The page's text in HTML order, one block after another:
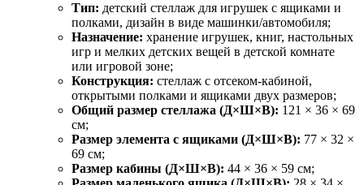
Тип: детский стеллаж для игрушек с ящиками и
полками, дизайн в виде машинки/автомобиля;
Назначение: хранение игрушек, книг, настольных
игр и мелких детских вещей в детской комнате
или игровой зоне;
Конструкция: стеллаж с отсеком-кабиной,
открытыми полками и ящиками двух размеров;
Общий размер стеллажа (Д×Ш×В): 121 × 36 × 69
см;
Размер элемента с ящиками (Д×Ш×В): 77 × 32 ×
69 см;
Размер кабины (Д×Ш×В): 44 × 36 × 59 см;